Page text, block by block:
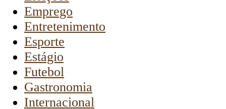
Emprego
Entretenimento
Esporte
Estágio
Futebol
Gastronomia
Internacional